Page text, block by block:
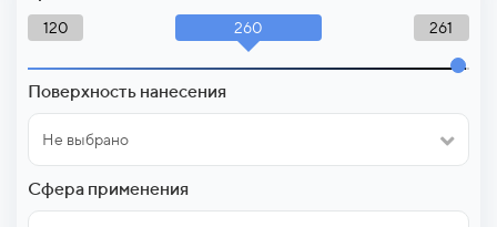
120 260 261
Поверхность нанесения
Не выбрано
Сфера применения